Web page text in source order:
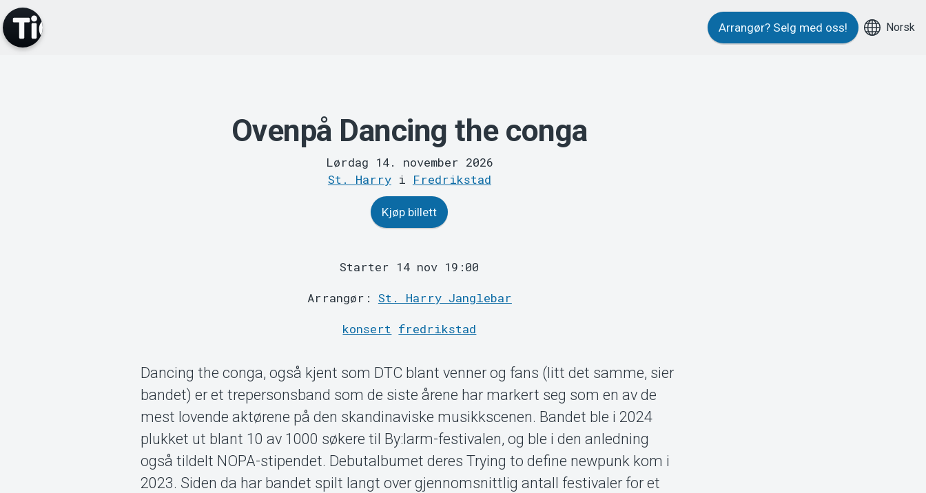
Arrangør? Selg med oss! Norsk
Ovenpå Dancing the conga
Lørdag 14. november 2026
St. Harryi Fredrikstad
Kjøp billett
Starter 14 nov 19:00
Arrangør: St. Harry Janglebar
konsert fredrikstad
Dancing the conga, også kjent som DTC blant venner og fans (litt det samme, sier
bandet) er et trepersonsband som de siste årene har markert seg som en av de
mest lovende aktørene på den skandinaviske musikkscenen. Bandet ble i 2024
plukket ut blant 10 av 1000 søkere til By:larm-festivalen, og ble i den anledning
også tildelt NOPA-stipendet. Debutalbumet deres Trying to define newpunk kom i
2023. Siden da har bandet spilt langt over gjennomsnittlig antall festivaler for et